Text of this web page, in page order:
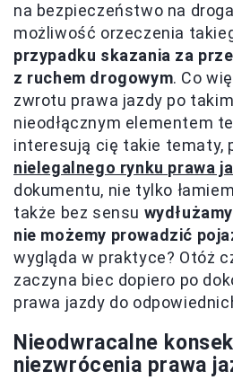
na bezpieczeństwo na
możliwość orzeczenia
przypadku skazania za
z ruchem drogowym. Co
zwrotu prawa jazdy po
nieodłącznym elementem
interesują cię takie tematy,
nielegalnego rynku prawa
dokumentu, nie tylko
także bez sensu
nie możemy prowadzić
wygląda w praktyce? Otóż
zaczyna biec dopiero po
prawa jazdy do
Nieodwracalne
niezwrócenia prawa